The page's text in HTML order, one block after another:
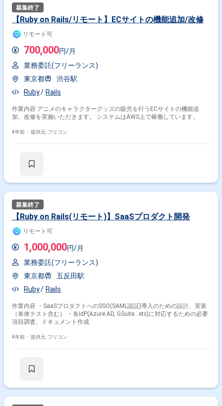
【Ruby on Rails/リモート】ECサイトの機能追加/改修
リモート可
700,000円/月
業務委託(フリーランス)
東京都
渋谷駅
Ruby
Rails
作業内容 アニメのキャラクターグッズの販売を行うECサイトの機能追
加、改修を実施いただきます。 システムはAWS上で稼働しています。
4年前・ 提供元: フリコン
【Ruby on Rails(リモート)】SaaSプロダクト開発
リモート可
1,000,000円/月
業務委託(フリーランス)
東京都
五反田駅
Ruby
Rails
作業内容 ・SaaSプロダクトへのSSO(SAML認証)導入のための設計、実装
（単体テスト含む） ・各IdP(Azure AD, GSuite…etc)に対応するための必要
項目調査、ドキュメント作成
4年前・ 提供元: フリコン